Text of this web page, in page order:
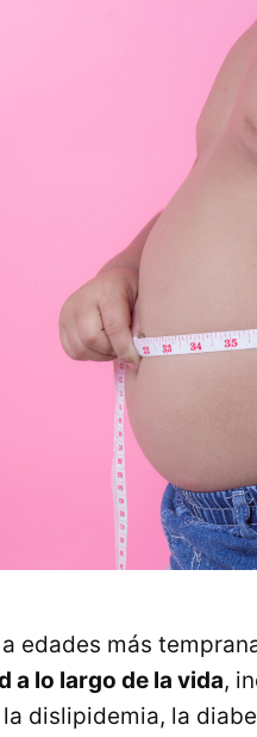
edades más
a lo largo de la vida,
dislipidemia, la